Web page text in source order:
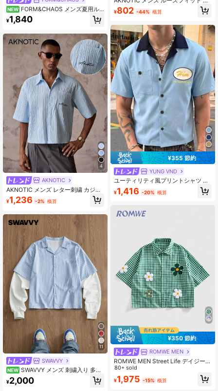
NEW FORM&CHAOS メンズ夏用ル
ーズフィット ホワイト プリント リ
ブ襟 Tシャツ
¥1,840
4
AKNOTIC
AKNOTIC メンズ レター刺繍 カジュ
アル 万能 デイリーウェア シャツ
¥1,236 -2% 概算
11
SWAVVY
NEW SWAVVY メンズ 刺繍入り 多用
途 シングルブレスト ストライプ 配
色 2 in 1 シャツ
¥2,000
ボタン カジュアルシャツ オールオー
バープリント 半袖 夏 バケーション
¥802 -44% 概算
¥355 節約
YUNG VND
ユーティリティ風プリントシャツ メ
ンズ、ルーズフィット、コントラス
トカラーカラーシャツ、レトロバッ
を兼ね備えた
¥1,416 -20% 概算
¥350 節約
ROMWE MEN
ROMWE MEN Street Life デイジー刺
繍デザインパッチ 半袖シャツ (メン
ズ)
80+ sold
¥1,975 -15% 概算